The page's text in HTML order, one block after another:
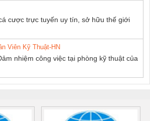
cược trực tuyến uy tín, sở hữu thế giới
Viên Kỹ Thuật-HN
nhiệm công việc tại phòng kỹ thuật của